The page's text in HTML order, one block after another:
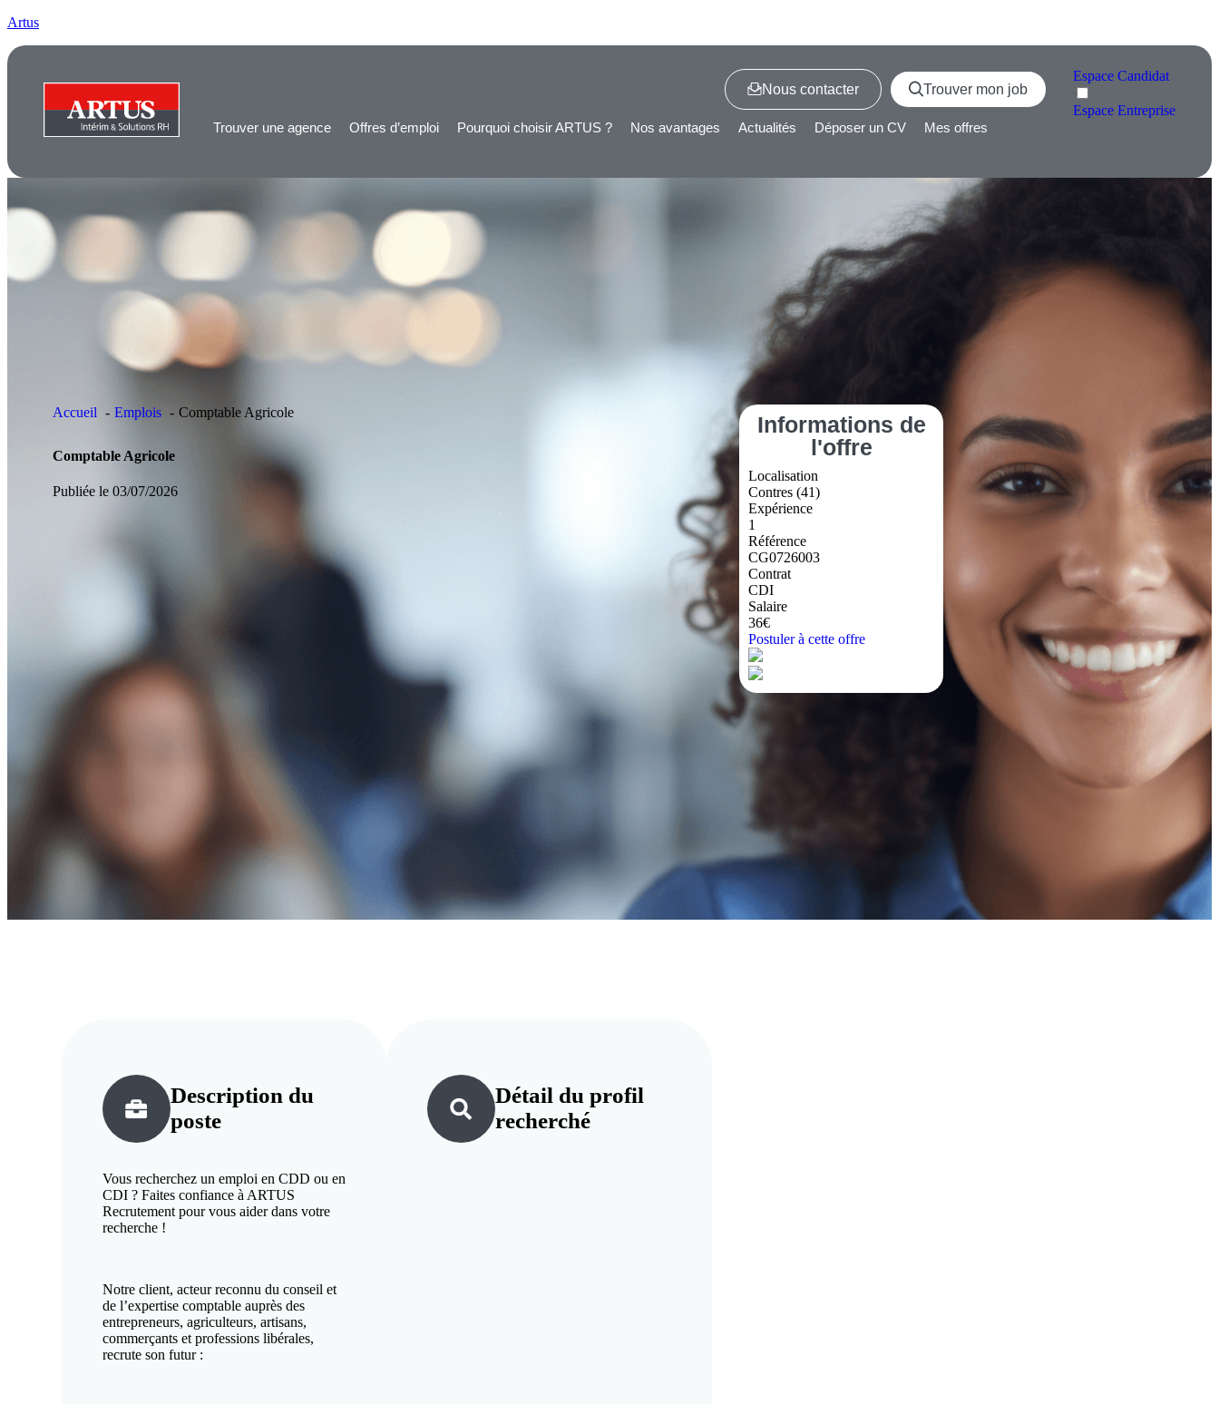
Artus
Nous contacter Trouver mon job
EspaceCandidat
EspaceEntreprise
Trouver une agence
Offres d’emploi Pourquoi choisir ARTUS ? Nos avantages Actualités Déposer un CV Mes offres
Accueil Emplois Comptable Agricole
Comptable Agricole
Publiée le 03/07/2026
Informations de
l'offre
Localisation
Contres (41)
Expérience
1
Référence
CG0726003
Contrat
CDI
Salaire
36€
Postuler à cette offre
Description du
poste
Vous recherchez un emploi en CDD ou en
CDI ? Faites confiance à ARTUS
Recrutement pour vous aider dans votre
recherche !
Notre client, acteur reconnu du conseil et
de l’expertise comptable auprès des
entrepreneurs, agriculteurs, artisans,
commerçants et professions libérales,
recrute son futur :
Détail duprofil
recherché